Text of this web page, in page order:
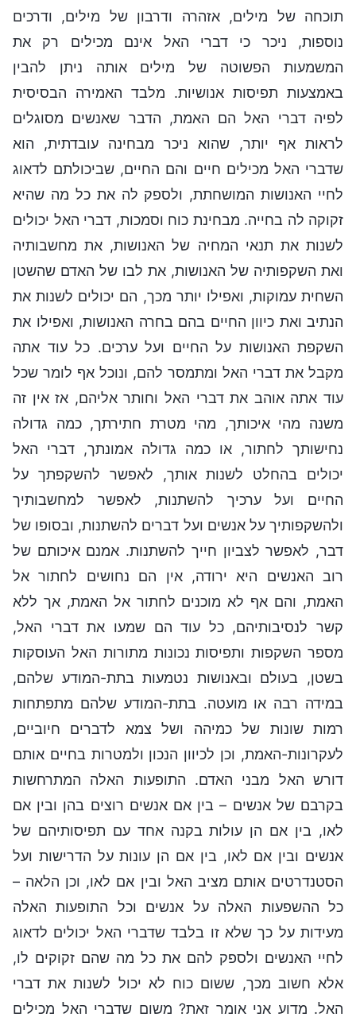
תוכחה של מילים, אזהרה ודרבון של מילים, ודרכים
נוספות, ניכר כי דברי האל אינם מכילים רק את
המשמעות הפשוטה של מילים אותה ניתן להבין
באמצעות תפיסות אנושיות. מלבד האמירה הבסיסית
לפיה דברי האל הם האמת, הדבר שאנשים מסוגלים
לראות אף יותר, שהוא ניכר מבחינה עובדתית, הוא
שדברי האל מכילים חיים והם החיים, שביכולתם לדאוג
לחיי האנושות המושחתת, ולספק לה את כל מה שהיא
זקוקה לה בחייה. מבחינת כוח וסמכות, דברי האל יכולים
לשנות את תנאי המחיה של האנושות, את מחשבותיה
ואת השקפותיה של האנושות, את לבו של האדם שהשטן
השחית עמוקות, ואפילו יותר מכך, הם יכולים לשנות את
הנתיב ואת כיוון החיים בהם בחרה האנושות, ואפילו את
השקפת האנושות על החיים ועל ערכים. כל עוד אתה
מקבל את דברי האל ומתמסר להם, ונוכל אף לומר שכל
עוד אתה אוהב את דברי האל וחותר אליהם, אז אין זה
משנה מהי איכותך, מהי מטרת חתירתך, כמה גדולה
נחישותך לחתור, או כמה גדולה אמונתך, דברי האל
יכולים בהחלט לשנות אותך, לאפשר להשקפתך על
החיים ועל ערכיך להשתנות, לאפשר למחשבותיך
ולהשקפותיך על אנשים ועל דברים להשתנות, ובסופו של
דבר, לאפשר לצביון חייך להשתנות. אמנם איכותם של
רוב האנשים היא ירודה, אין הם נחושים לחתור אל
האמת, והם אף לא מוכנים לחתור אל האמת, אך ללא
קשר לנסיבותיהם, כל עוד הם שמעו את דברי האל,
מספר השקפות ותפיסות נכונות מתורות האל העוסקות
בשטן, בעולם ובאנושות נטמעות בתת-המודע שלהם,
במידה רבה או מועטה. בתת-המודע שלהם מתפתחות
רמות שונות של כמיהה ושל צמא לדברים חיוביים,
לעקרונות-האמת, וכן לכיוון הנכון ולמטרות בחיים אותם
דורש האל מבני האדם. התופעות האלה המתרחשות
בקרבם של אנשים – בין אם אנשים רוצים בהן ובין אם
לאו, בין אם הן עולות בקנה אחד עם תפיסותיהם של
אנשים ובין אם לאו, בין אם הן עונות על הדרישות ועל
הסטנדרטים אותם מציב האל ובין אם לאו, וכן הלאה –
כל ההשפעות האלה על אנשים וכל התופעות האלה
מעידות על כך שלא זו בלבד שדברי האל יכולים לדאוג
לחיי האנשים ולספק להם את כל מה שהם זקוקים לו,
אלא חשוב מכך, ששום כוח לא יכול לשנות את דברי
האל. מדוע אני אומר זאת? משום שדברי האל מכילים